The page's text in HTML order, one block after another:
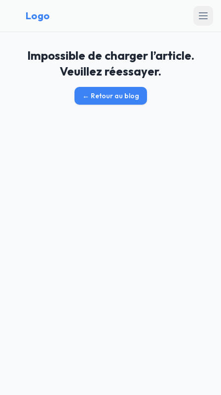
Logo
Impossible de charger l’article.
Veuillez réessayer.
← Retour au blog